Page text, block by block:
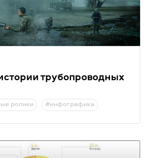
трубопроводных
ролики #инфографика